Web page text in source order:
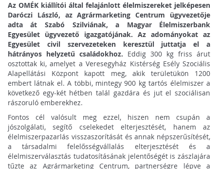
Az OMÉK kiállítói által felajánlott élelmiszereket jelképesen
Daróczi László, az Agrármarketing Centrum ügyvezetője
adta át Szabó Szilviának, a Magyar Élelmiszerbank
Egyesület ügyvezető igazgatójának. Az adományokat az
Egyesület civil szervezeteken keresztül juttatja el a
hátrányos helyzetű családokhoz. Eddig 300 kg friss árut
osztottak ki, amelyet a Veresegyház Kistérség Esély Szociális
Alapellátási Központ kapott meg, akik területükön 1200
embert látnak el. A többi, mintegy 900 kg tartós élelmiszer a
következő egy-két hétben talál gazdára és jut el szociálisan
rászoruló emberekhez.
Fontos cél valósult meg ezzel, hiszen nem csupán a
jószolgálati, segítő cselekedet elterjesztését, hanem az
élelmiszerpazarlás visszaszorítását és annak népszerűsítését,
a társadalmi felelősségvállalás elterjesztését és a
élelmiszerválasztás tudatosításának jelentőségét is zászlajára
tűzte az Agrármarketing Centrum, partnerségre lépve a